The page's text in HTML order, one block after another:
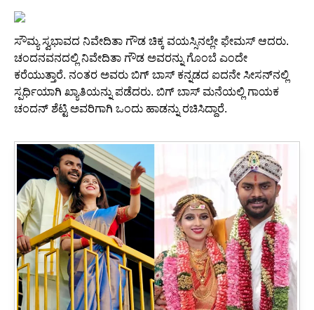
ಸೌಮ್ಯ ಸ್ವಭಾವದ ನಿವೇದಿತಾ ಗೌಡ ಚಿಕ್ಕ ವಯಸ್ಸಿನಲ್ಲೇ ಫೇಮಸ್ ಆದರು.
ಚಂದನವನದಲ್ಲಿ ನಿವೇದಿತಾ ಗೌಡ ಅವರನ್ನು ಗೊಂಬೆ ಎಂದೇ
ಕರೆಯುತ್ತಾರೆ. ನಂತರ ಅವರು ಬಿಗ್ ಬಾಸ್ ಕನ್ನಡದ ಐದನೇ ಸೀಸನ್‌ನಲ್ಲಿ
ಸ್ಪರ್ಧಿಯಾಗಿ ಖ್ಯಾತಿಯನ್ನು ಪಡೆದರು. ಬಿಗ್ ಬಾಸ್ ಮನೆಯಲ್ಲಿ ಗಾಯಕ
ಚಂದನ್ ಶೆಟ್ಟಿ ಅವರಿಗಾಗಿ ಒಂದು ಹಾಡನ್ನು ರಚಿಸಿದ್ದಾರೆ.